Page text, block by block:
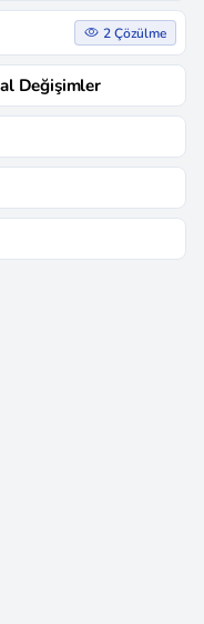
2 Çözülme
Değişimler